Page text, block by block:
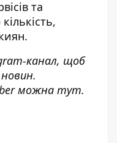
та
канал, щоб
можна тут.